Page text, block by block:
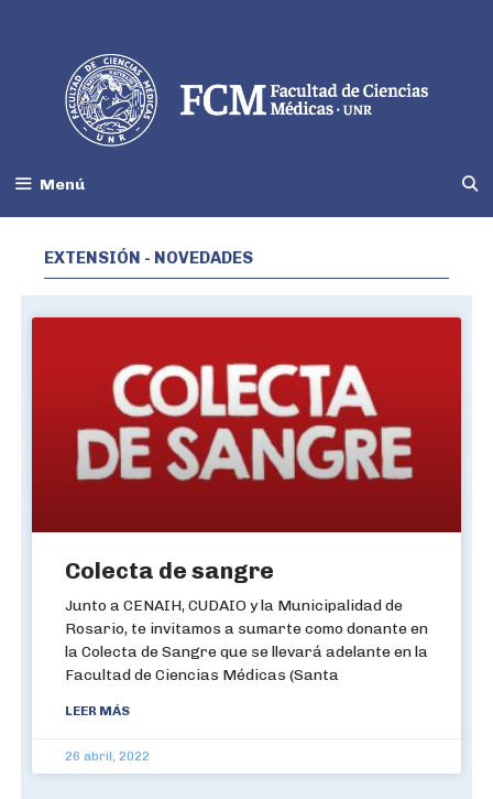
Menú
EXTENSIÓN - NOVEDADES
Colecta de sangre
Junto a CENAIH, CUDAIO y la Municipalidad de
Rosario, te invitamos a sumarte como donante en
la Colecta de Sangre que se llevará adelante en la
Facultad de Ciencias Médicas (Santa
LEER MÁS
26 abril, 2022